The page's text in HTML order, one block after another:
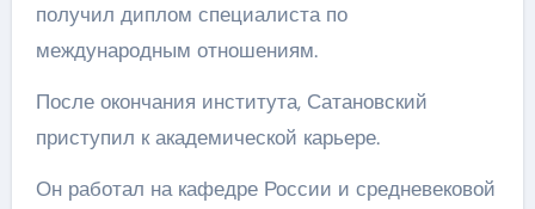
получил диплом специалиста по
международным отношениям.
После окончания института, Сатановский
приступил к академической карьере.
Он работал на кафедре России и средневековой